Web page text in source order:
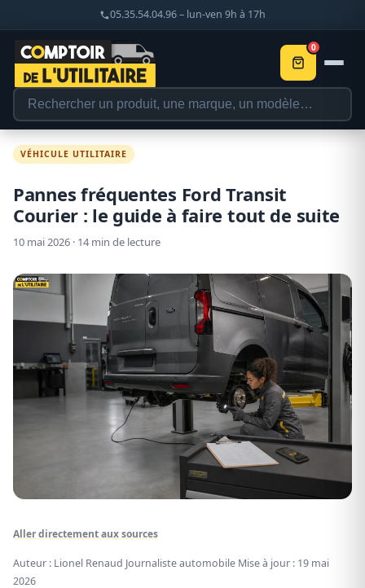
05.35.54.04.96 – lun-ven 9h à 17h
0
VÉHICULE UTILITAIRE
Pannes fréquentes Ford Transit
Courier : le guide à faire tout de suite
10 mai 2026 · 14 min de lecture
Aller directement aux sources
Auteur : Lionel Renaud Journaliste automobile Mise à jour : 19 mai
2026